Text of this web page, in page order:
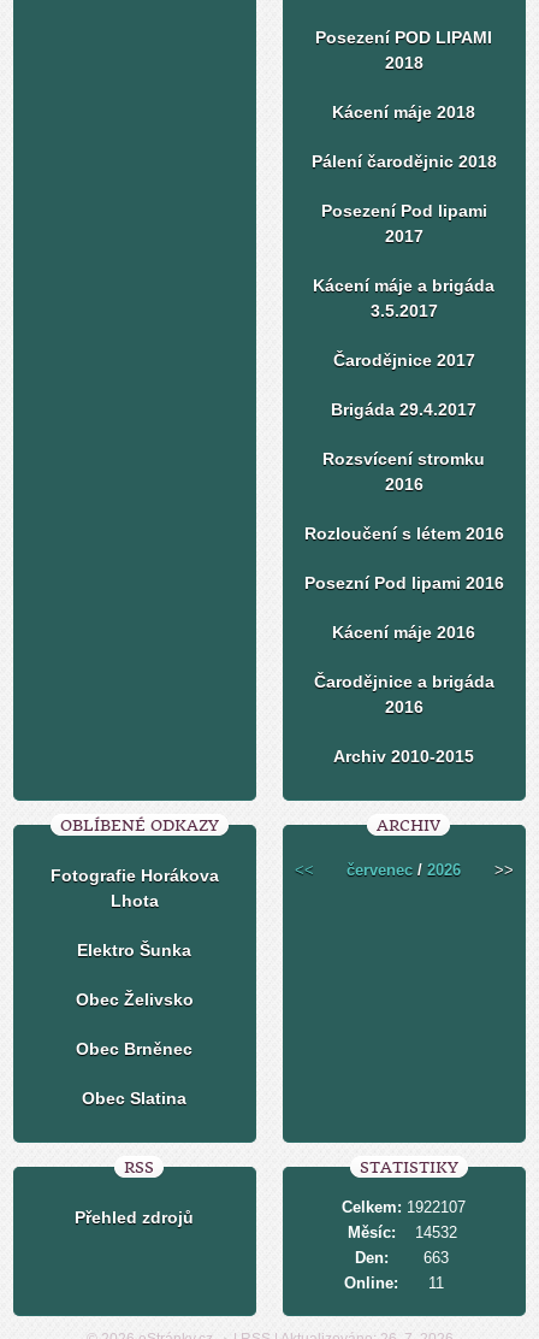
Posezení POD LIPAMI
2018
Kácení máje 2018
Pálení čarodějnic 2018
Posezení Pod lipami
2017
Kácení máje a brigáda
3.5.2017
Čarodějnice 2017
Brigáda 29.4.2017
Rozsvícení stromku
2016
Rozloučení s létem 2016
Posezní Pod lipami 2016
Kácení máje 2016
Čarodějnice a brigáda
2016
Archiv 2010-2015
OBLÍBENÉ ODKAZY
Fotografie Horákova
Lhota
Elektro Šunka
Obec Želivsko
Obec Brněnec
Obec Slatina
ARCHIV
<< červenec /2026 >>
RSS
Přehled zdrojů
STATISTIKY
Online: 11
Celkem: 1922107
Měsíc:
14532
Den:
663